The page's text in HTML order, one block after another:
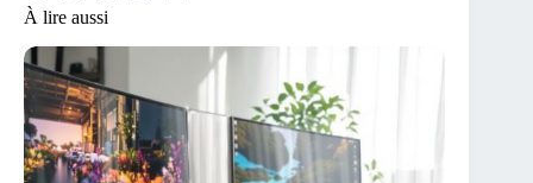
À lire aussi